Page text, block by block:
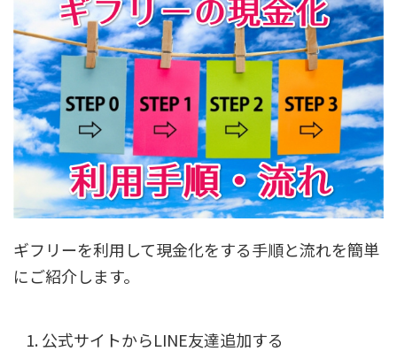
ギフリーを利用して現金化をする手順と流れを簡単
にご紹介します。
公式サイトからLINE友達追加する